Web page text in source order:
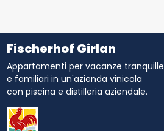
Fischerhof Girlan
Appartamenti per vacanze tranquille
e familiari in un'azienda vinicola
con piscina e distilleria aziendale.